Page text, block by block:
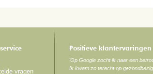
vragen
Positieve klantervaringen
'Op Google zocht ik naar een
Ik kwam zo terecht op